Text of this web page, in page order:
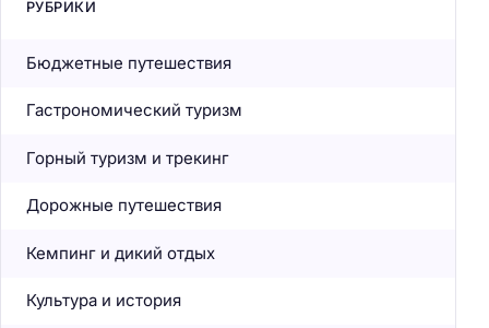
РУБРИКИ
Бюджетные путешествия
Гастрономический туризм
Горный туризм и трекинг
Дорожные путешествия
Кемпинг и дикий отдых
Культура и история